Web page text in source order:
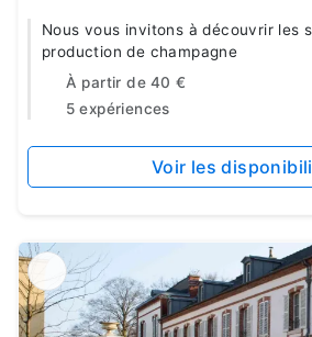
Nous vous invitons à découvrir les
production de champagne
À partir de 40 €
5 expériences
Voir les